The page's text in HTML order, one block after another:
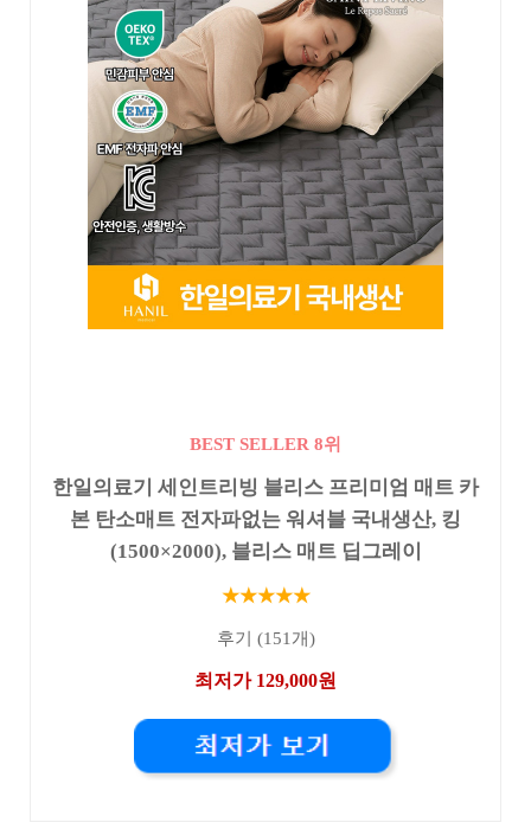
BEST SELLER 8위
한일의료기 세인트리빙 블리스 프리미엄 매트 카
본 탄소매트 전자파없는 워셔블 국내생산, 킹
(1500×2000), 블리스 매트 딥그레이
★★★★★
후기 (151개)
최저가 129,000원